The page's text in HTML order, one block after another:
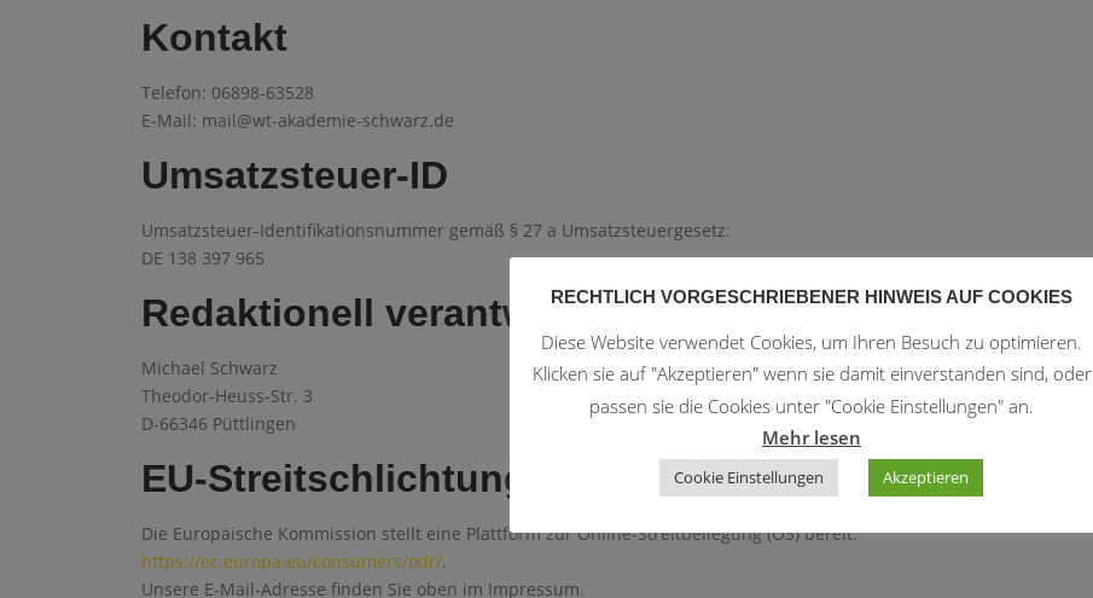
Kontakt
Telefon: 06898-63528
E-Mail: mail@wt-akademie-schwarz.de
Umsatzsteuer-ID
Umsatzsteuer-Identifikationsnummer gemäß § 27 a Umsatzsteuergesetz:
DE 138 397 965
Redaktionell verantwortlich
Michael Schwarz
Theodor-Heuss-Str. 3
D-66346 Püttlingen
EU-Streitschlichtung
Die Europäische Kommission stellt eine Plattform zur Online-Streitbeilegung (OS) bereit:
https://ec.europa.eu/consumers/odr/.
Unsere E-Mail-Adresse finden Sie oben im Impressum.
RECHTLICH VORGESCHRIEBENER HINWEIS AUF COOKIES
Diese Website verwendet Cookies, um Ihren Besuch zu optimieren.
Klicken sie auf "Akzeptieren" wenn sie damit einverstanden sind, oder
passen sie die Cookies unter "Cookie Einstellungen" an.
Mehr lesen
Cookie Einstellungen Akzeptieren